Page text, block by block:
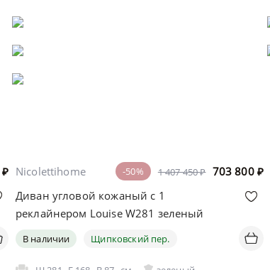
₽ 1 407 450 ₽ 703 800 ₽
-50%
Nicolettihome
Диван угловой кожаный с 1
реклайнером Louise W281 зеленый
В наличии Щипковский пер.